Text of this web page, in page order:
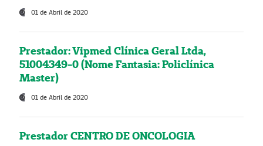
01 de Abril de 2020
Prestador: Vipmed Clínica Geral Ltda,
51004349-0 (Nome Fantasia: Policlínica
Master)
01 de Abril de 2020
Prestador CENTRO DE ONCOLOGIA